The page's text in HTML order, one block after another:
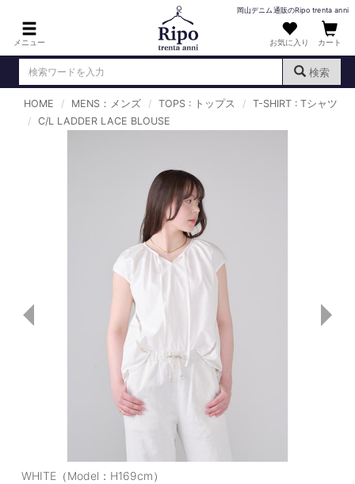
メニュー
岡山デニム通販のRipo trenta anni
お気に入り カート
検索
ログイン （新規会員登録）
TOPS : トップス
T-SHIRT : Tシャツ
KNIT : ニット
SHIRT : シャツ
OUTERS : アウター
LADIES : レディース
DENIM : デニム
PANTS/SKIRT : パンツ・スカート
HOME MENS：メンズ TOPS : トップス
T-SHIRT : Tシャツ
C/L LADDER LACE BLOUSE
WHITE（Model：H169cm）